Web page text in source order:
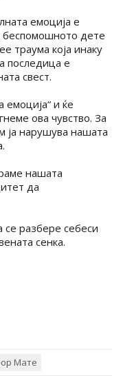
емоција е
беспомошното дете
траума која инаку
последица е
свест.
емоција“ и ќе
ова чувство. За
ја нарушува нашата
нашата
да
разбере себеси
сенка.
Мате